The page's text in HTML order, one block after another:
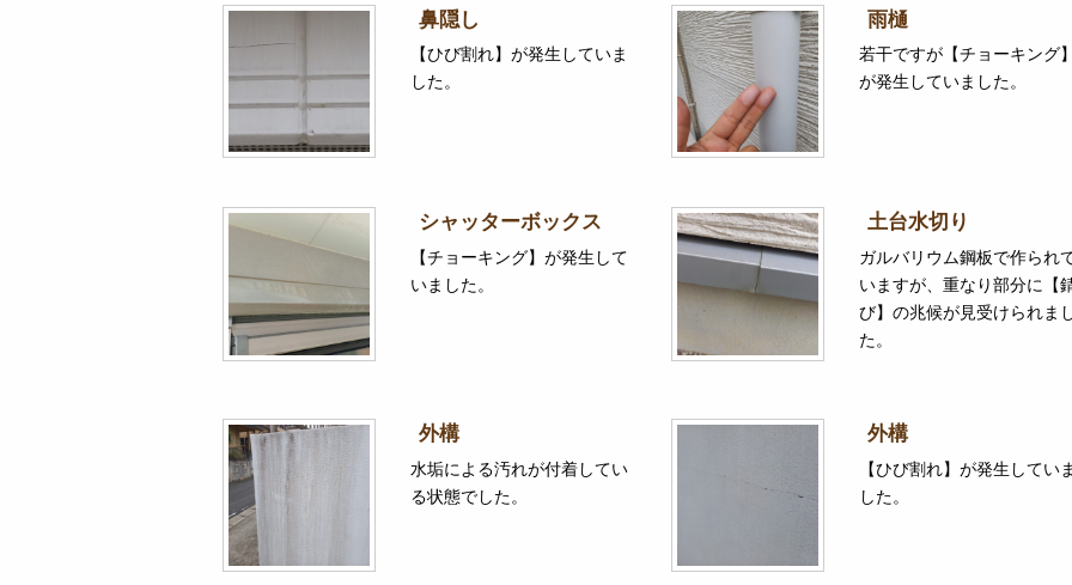
鼻隠し
【ひび割れ】が発生していま
した。
雨樋
若干ですが【チョーキング
が発生していました。
シャッターボックス
【チョーキング】が発生して
いました。
土台水切り
ガルバリウム鋼板で作られ
いますが、重なり部分に【
び】の兆候が見受けられま
た。
外構
水垢による汚れが付着してい
る状態でした。
外構
【ひび割れ】が発生してい
した。